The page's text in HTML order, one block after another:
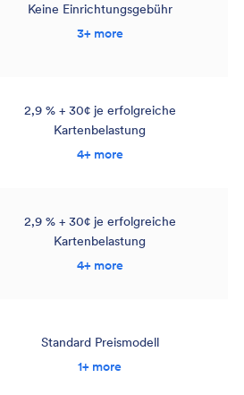
Keine Einrichtungsgebühr
3+ more
2,9 % + 30¢ je erfolgreiche
Kartenbelastung
4+ more
2,9 % + 30¢ je erfolgreiche
Kartenbelastung
4+ more
Standard Preismodell
1+ more